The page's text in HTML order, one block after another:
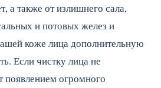
а также от излишнего сала,
и потовых желез и
коже лица дополнительную
Если чистку лица не
появлением огромного